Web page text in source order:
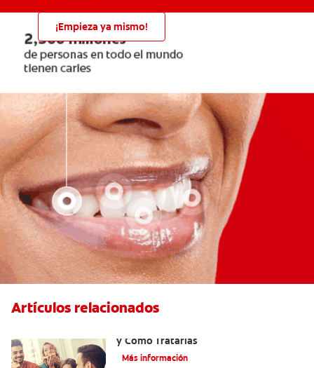
¡Empieza ya mismo!
Artículos relacionados
y Cómo Tratarlas
Más información